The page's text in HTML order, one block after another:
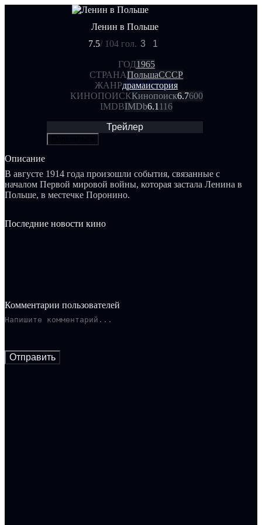
Ленин в Польше
7.5/ 104 гол. 3 1
ГОД1965
СТРАНАПольшаСССР
ЖАНРдрамаистория
КИНОПОИСККинопоиск6.7600
IMDBIMDb6.1116
Трейлер
Описание
В августе 1914 года произошли события, связанные с
началом Первой мировой войны, которая застала Ленина в
Польше, в местечке Поронино.
Последние новости кино
Комментарии пользователей
Отправить